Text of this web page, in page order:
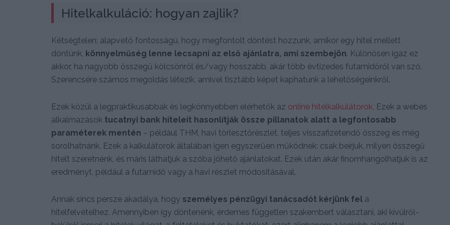
Hitelkalkuláció: hogyan zajlik?
Kétségtelen: alapvető fontosságú, hogy megfontolt döntést hozzunk, amikor egy hitel mellett
döntünk, könnyelműség lenne lecsapni az első ajánlatra, ami szembejön. Különösen igaz ez
akkor, ha nagyobb összegű kölcsönről és/vagy hosszabb, akár több évtizedes futamidőről van szó.
Szerencsére számos megoldás létezik, amivel tisztább képet kaphatunk a lehetőségeinkről.
Ezek közül a legpraktikusabbak és legkönnyebben elérhetők az online hitelkalkulátorok. Ezek a webes
alkalmazások tucatnyi bank hiteleit hasonlítják össze pillanatok alatt a legfontosabb
paraméterek mentén – például THM, havi törlesztőrészlet, teljes visszafizetendő összeg és még
sorolhatnánk. Ezek a kalkulátorok általában igen egyszerűen működnek: csak beírjuk, milyen összegű
hitelt szeretnénk, és máris láthatjuk a szóba jöhető ajánlatokat. Ezek után akár finomhangolhatjuk is az
eredményt, például a futamidő vagy a havi részlet módosításával.
Annak sincs persze akadálya, hogy személyes pénzügyi tanácsadót kérjünk fel a
hitelfelvételhez. Amennyiben így döntenénk, érdemes független szakembert választani, aki kívülről-